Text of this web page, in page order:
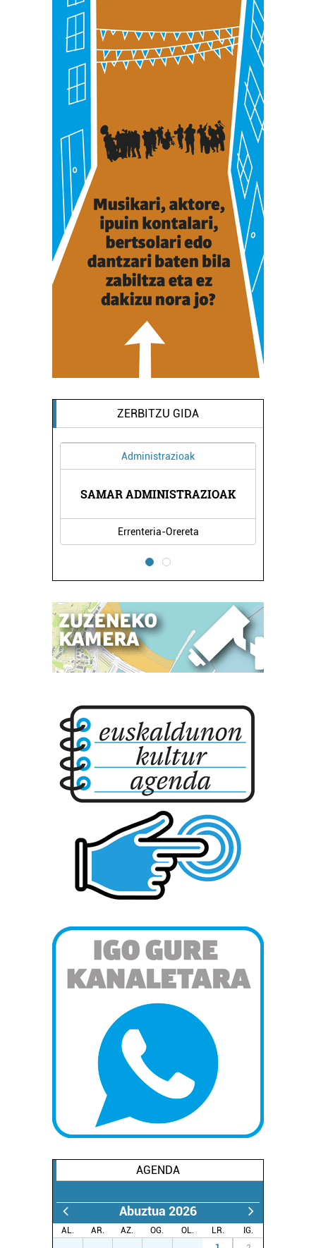
ZERBITZU GIDA
Administrazioak
SAMAR ADMINISTRAZIOAK
Errenteria-Orereta
AGENDA
Abuztua 2026
AL. AR. AZ. OG. OL. LR.
IG.